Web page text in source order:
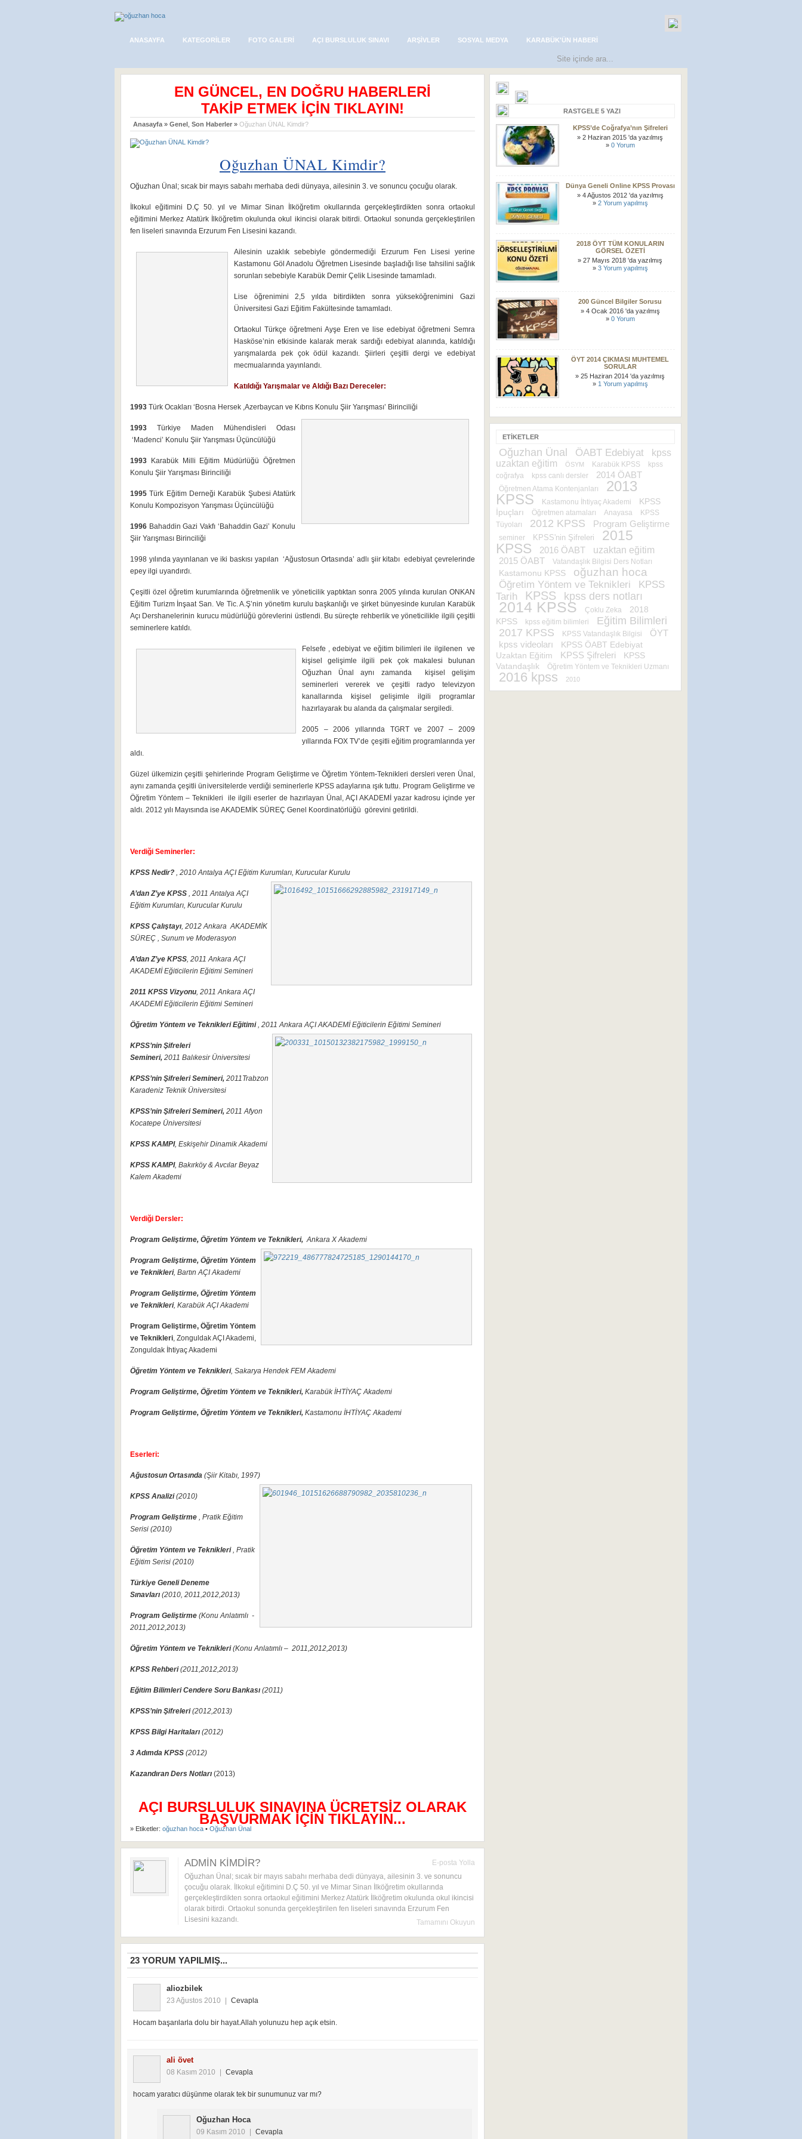
ANASAYFA KATEGORILER FOTO GALERI AÇI BURSLULUK SINAVI ARŞIVLER SOSYAL MEDYA KARABÜK'ÜN HABERI
EN GÜNCEL, EN DOĞRU HABERLERİ
TAKİP ETMEK İÇİN TIKLAYIN!
Anasayfa » Genel Son Haberler » Oğuzhan ÜNAL Kimdir?
Oğuzhan ÜNAL Kimdir?
Oğuzhan Ünal; sıcak bir mayıs sabahı merhaba dedi dünyaya, ailesinin 3. ve sonuncu çocuğu olarak.
İlkokul eğitimini D.Ç 50. yıl ve Mimar Sinan İlköğretim okullarında gerçekleştirdikten sonra ortaokul
eğitimini Merkez Atatürk İlköğretim okulunda okul ikincisi olarak bitirdi. Ortaokul sonunda gerçekleştirilen
fen liseleri sınavında Erzurum Fen Lisesini kazandı.
Ailesinin uzaklık sebebiyle göndermediği Erzurum Fen Lisesi yerine
Kastamonu Göl Anadolu Öğretmen Lisesinde başladığı lise tahsilini sağlık
sorunları sebebiyle Karabük Demir Çelik Lisesinde tamamladı.
Lise öğrenimini 2,5 yılda bitirdikten sonra yükseköğrenimini Gazi
Üniversitesi Gazi Eğitim Fakültesinde tamamladı.
Ortaokul Türkçe öğretmeni Ayşe Eren ve lise edebiyat öğretmeni Semra
Hasköse’nin etkisinde kalarak merak sardığı edebiyat alanında, katıldığı
yarışmalarda pek çok ödül kazandı. Şiirleri çeşitli dergi ve edebiyat
mecmualarında yayınlandı.
Katıldığı Yarışmalar ve Aldığı Bazı Dereceler:
1993 Türk Ocakları ‘Bosna Hersek ,Azerbaycan ve Kıbrıs Konulu Şiir Yarışması’ Birinciliği
1993 Türkiye Maden Mühendisleri Odası
‘Madenci’ Konulu Şiir Yarışması Üçüncülüğü
1993 Karabük Milli Eğitim Müdürlüğü Öğretmen
Konulu Şiir Yarışması Birinciliği
1995 Türk Eğitim Derneği Karabük Şubesi Atatürk
Konulu Kompozisyon Yarışması Üçüncülüğü
1996 Bahaddin Gazi Vakfı ‘Bahaddin Gazi’ Konulu
Şiir Yarışması Birinciliği
1998 yılında yayınlanan ve iki baskısı yapılan ‘Ağustosun Ortasında’ adlı şiir kitabı edebiyat çevrelerinde
epey ilgi uyandırdı.
Çeşitli özel öğretim kurumlarında öğretmenlik ve yöneticilik yaptıktan sonra 2005 yılında kurulan ONKAN
Eğitim Turizm İnşaat San. Ve Tic. A.Ş’nin yönetim kurulu başkanlığı ve şirket bünyesinde kurulan Karabük
Açı Dershanelerinin kurucu müdürlüğü görevlerini üstlendi. Bu süreçte rehberlik ve yöneticilikle ilgili çeşitli
seminerlere katıldı.
Felsefe , edebiyat ve eğitim bilimleri ile ilgilenen ve
kişisel gelişimle ilgili pek çok makalesi bulunan
Oğuzhan Ünal aynı zamanda kişisel gelişim
seminerleri vererek ve çeşitli radyo televizyon
kanallarında kişisel gelişimle ilgili programlar
hazırlayarak bu alanda da çalışmalar sergiledi.
2005 – 2006 yıllarında TGRT ve 2007 – 2009
yıllarında FOX TV’de çeşitli eğitim programlarında yer
aldı.
Güzel ülkemizin çeşitli şehirlerinde Program Geliştirme ve Öğretim Yöntem-Teknikleri dersleri veren Ünal,
aynı zamanda çeşitli üniversitelerde verdiği seminerlerle KPSS adaylarına ışık tuttu. Program Geliştirme ve
Öğretim Yöntem – Teknikleri ile ilgili eserler de hazırlayan Ünal, AÇI AKADEMİ yazar kadrosu içinde yer
aldı. 2012 yılı Mayısında ise AKADEMİK SÜREÇ Genel Koordinatörlüğü görevini getirildi.
Verdiği Seminerler:
KPSS Nedir? , 2010 Antalya AÇI Eğitim Kurumları, Kurucular Kurulu
A’dan Z’ye KPSS , 2011 Antalya AÇI
Eğitim Kurumları, Kurucular Kurulu
KPSS Çalıştayı , 2012 Ankara AKADEMİK
SÜREÇ , Sunum ve Moderasyon
A’dan Z’ye KPSS , 2011 Ankara AÇI
AKADEMİ Eğiticilerin Eğitimi Semineri
2011 KPSS Vizyonu , 2011 Ankara AÇI
AKADEMİ Eğiticilerin Eğitimi Semineri
Öğretim Yöntem ve Teknikleri Eğitimi , 2011 Ankara AÇI AKADEMİ Eğiticilerin Eğitimi Semineri
KPSS’nin Şifreleri
Semineri, 2011 Balıkesir Üniversitesi
KPSS’nin Şifreleri Semineri, 2011 Trabzon
Karadeniz Teknik Üniversitesi
KPSS’nin Şifreleri Semineri, 2011 Afyon
Kocatepe Üniversitesi
KPSS KAMPI, Eskişehir Dinamik Akademi
KPSS KAMPI, Bakırköy & Avcılar Beyaz
Kalem Akademi
Verdiği Dersler:
Program Geliştirme, Öğretim Yöntem ve Teknikleri, Ankara X Akademi
Program Geliştirme, Öğretim Yöntem
ve Teknikleri, Bartın AÇI Akademi
Program Geliştirme, Öğretim Yöntem
ve Teknikleri, Karabük AÇI Akademi
Program Geliştirme, Öğretim Yöntem
ve Teknikleri , Zonguldak AÇI Akademi,
Zonguldak İhtiyaç Akademi
Öğretim Yöntem ve Teknikleri, Sakarya Hendek FEM Akademi
Program Geliştirme, Öğretim Yöntem ve Teknikleri, Karabük İHTİYAÇ Akademi
Program Geliştirme, Öğretim Yöntem ve Teknikleri, Kastamonu İHTİYAÇ Akademi
Eserleri:
Ağustosun Ortasında (Şiir Kitabı, 1997)
KPSS Analizi(2010)
Program Geliştirme , Pratik Eğitim
Serisi (2010)
Öğretim Yöntem ve Teknikleri, Pratik
Eğitim Serisi (2010)
Türkiye Geneli Deneme
Sınavları (2010, 2011,2012,2013)
Program Geliştirme (Konu Anlatımlı -
2011,2012,2013)
Öğretim Yöntem ve Teknikleri(Konu Anlatımlı – 2011,2012,2013)
KPSS Rehberi(2011,2012,2013)
Eğitim Bilimleri Cendere Soru Bankası (2011)
KPSS’nin Şifreleri(2012,2013)
KPSS Bilgi Haritaları (2012)
3 Adımda KPSS (2012)
Kazandıran Ders Notları (2013)
AÇI BURSLULUK SINAVINA ÜCRETSİZ OLARAK
BAŞVURMAK İÇİN TIKLAYIN...
» Etiketler: oğuzhan hoca • Oğuzhan Ünal
ADMIN KIMDIR?
Oğuzhan Ünal; sıcak bir mayıs sabahı merhaba dedi dünyaya, ailesinin 3. ve sonuncu
çocuğu olarak. İlkokul eğitimini D.Ç 50. yıl ve Mimar Sinan İlköğretim okullarında
gerçekleştirdikten sonra ortaokul eğitimini Merkez Atatürk İlköğretim okulunda okul ikincisi
olarak bitirdi. Ortaokul sonunda gerçekleştirilen fen liseleri sınavında Erzurum Fen
Lisesini kazandı.
Tamamını Okuyun
E-posta Yolla
23 YORUM YAPILMIŞ...
aliozbilek
23 Ağustos 2010 Cevapla
Hocam başarılarla dolu bir hayat.Allah yolunuzu hep açık etsin.
ali övet
08 Kasım 2010 Cevapla
hocam yaratıcı düşünme olarak tek bir sunumunuz var mı?
Oğuzhan Hoca
09 Kasım 2010 Cevapla
RASTGELE 5 YAZI
KPSS’de Coğrafya’nın Şifreleri
» 2 Haziran 2015 'da yazılmış
» 0 Yorum
Dünya Geneli Online KPSS Provası
» 4 Ağustos 2012 'da yazılmış
» 2 Yorum yapılmış
2018 ÖYT TÜM KONULARIN
GÖRSEL ÖZETİ
» 27 Mayıs 2018 'da yazılmış
» 3 Yorum yapılmış
200 Güncel Bilgiler Sorusu
» 4 Ocak 2016 'da yazılmış
» 0 Yorum
ÖYT 2014 ÇIKMASI MUHTEMEL
SORULAR
» 25 Haziran 2014 'da yazılmış
» 1 Yorum yapılmış
ETIKETLER
Oğuzhan Ünal ÖABT Edebiyat
kpss
uzaktan eğitim
ÖSYM Karabük KPSS
kpss
coğrafya
kpss canlı dersler 2014 ÖABT
Öğretmen Atama Kontenjanları
2013
KPSS
Kastamonu İhtiyaç Akademi
KPSS
İpuçları
Öğretmen atamaları Anayasa
KPSS
Tüyoları
2012 KPSS Program Geliştirme
seminer KPSS'nin Şifreleri
2015
KPSS
2016 ÖABT uzaktan eğitim
2015 ÖABT Vatandaşlık Bilgisi Ders Notları
Kastamonu KPSS oğuzhan hoca
Öğretim Yöntem ve Teknikleri
KPSS
Tarih
KPSS kpss ders notları
2014 KPSS Çoklu Zeka
2018
KPSS
kpss eğitim bilimleri
Eğitim Bilimleri
2017 KPSS
KPSS Vatandaşlık Bilgisi
ÖYT
kpss videoları
KPSS ÖABT Edebiyat
Uzaktan Eğitim
KPSS Şifreleri
KPSS
Vatandaşlık
Öğretim Yöntem ve Teknikleri Uzmanı
2016 kpss 2010